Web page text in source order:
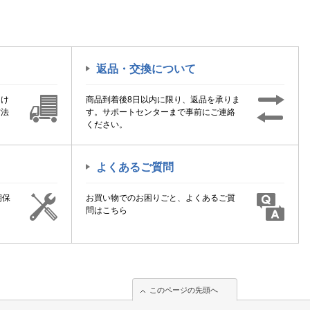
返品・交換について
商品到着後8日以内に限り、返品を承りま
す。サポートセンターまで事前にご連絡
ください。
保
よくあるご質問
お買い物でのお困りごと、よくあるご質
問はこちら
このページの先頭へ
このページの先頭へ